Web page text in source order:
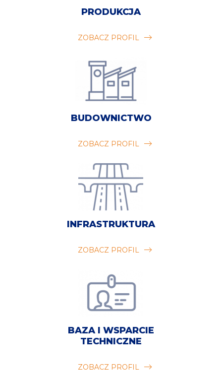
PRODUKCJA
ZOBACZ PROFIL
BUDOWNICTWO
ZOBACZ PROFIL
INFRASTRUKTURA
ZOBACZ PROFIL
BAZA I WSPARCIE
TECHNICZNE
ZOBACZ PROFIL